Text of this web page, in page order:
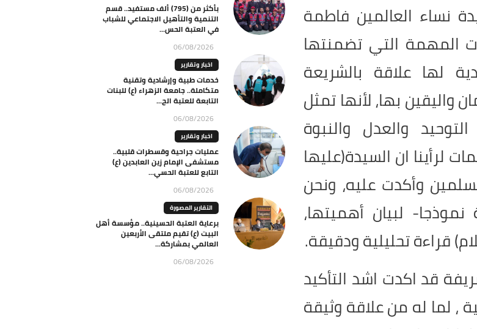
نساء العالمين فاطمة
المهمة التي تضمنتها
لها علاقة بالشريعة
واليقين بها، لأنها تمثل
والعدل والنبوة
لرأينا ان السيدة(عليها
وأكدت عليه، ونحن
لبيان أهميتها،
قراءة تحليلية ودقيقة.
قد اكدت اشد التأكيد
، لما له من علاقة وثيقة
بأكثر من (795) ألف مستفيد.. قسم
التنمية والتأهيل الاجتماعي للشباب
في العتبة الحس...
06/08/2026
اخبار وتقارير
خدمات طبية وإرشادية وتقنية
متكاملة.. جامعة الزهراء (ع) للبنات
التابعة للعتبة الح...
06/08/2026
اخبار وتقارير
عمليات جراحية وقسطرات قلبية..
مستشفى الإمام زين العابدين (ع)
التابع للعتبة الحسي...
06/08/2026
التقارير المصورة
برعاية العتبة الحسينية.. مؤسسة أهل
البيت (ع) تقيم ملتقى الأربعين
العالمي بمشاركة...
06/08/2026